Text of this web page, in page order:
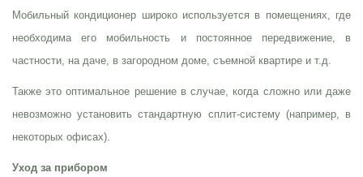
Мобильный кондиционер широко используется в помещениях, где
необходима его мобильность и постоянное передвижение, в
частности, на даче, в загородном доме, съемной квартире и т.д.
Также это оптимальное решение в случае, когда сложно или даже
невозможно установить стандартную сплит-систему (например, в
некоторых офисах).
Уход за прибором